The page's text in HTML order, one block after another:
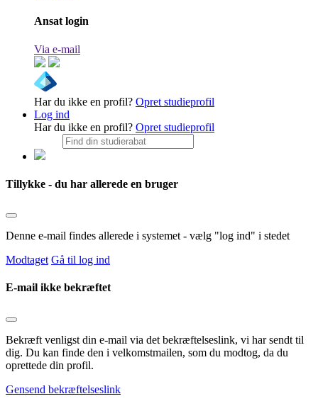
Ansat login
Via e-mail
Har du ikke en profil? Opret studieprofil
Log ind
Har du ikke en profil? Opret studieprofil
Tillykke - du har allerede en bruger
Denne e-mail findes allerede i systemet - vælg "log ind" i stedet
Modtaget Gå til log ind
E-mail ikke bekræftet
Bekræft venligst din e-mail via det bekræftelseslink, vi har sendt til
dig. Du kan finde den i velkomstmailen, som du modtog, da du
oprettede din profil.
Gensend bekræftelseslink